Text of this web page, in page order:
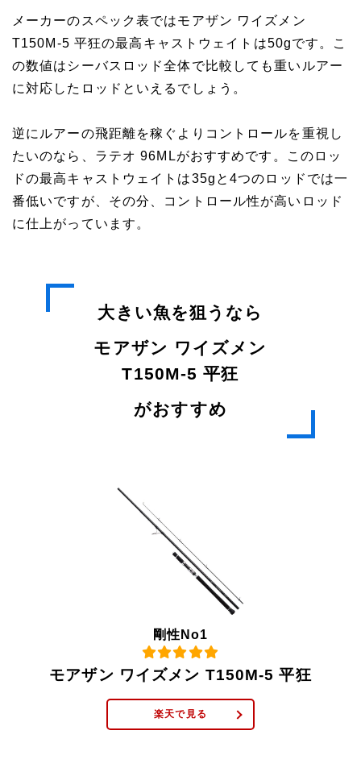
メーカーのスペック表ではモアザン ワイズメン
T150M-5 平狂の最高キャストウェイトは50gです。こ
の数値はシーバスロッド全体で比較しても重いルアー
に対応したロッドといえるでしょう。
逆にルアーの飛距離を稼ぐよりコントロールを重視し
たいのなら、ラテオ 96MLがおすすめです。このロッ
ドの最高キャストウェイトは35gと4つのロッドでは一
番低いですが、その分、コントロール性が高いロッド
に仕上がっています。
大きい魚を狙うなら
モアザン ワイズメン
T150M-5 平狂
がおすすめ
剛性No1
モアザン ワイズメン T150M-5 平狂
楽天で見る